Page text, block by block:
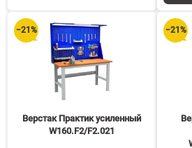
избранноесравнению
−21%
Верстак Практик усиленный
W160.F2/F2.021
−21%